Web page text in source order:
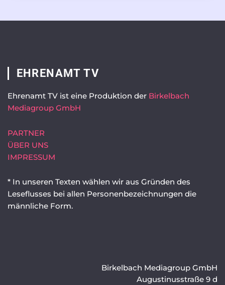
EHRENAMT TV
Ehrenamt TV ist eine Produktion der Birkelbach
Mediagroup GmbH
PARTNER
ÜBER UNS
IMPRESSUM
* In unseren Texten wählen wir aus Gründen des
Leseflusses bei allen Personenbezeichnungen die
männliche Form.
Birkelbach Mediagroup GmbH
Augustinusstraße 9 d